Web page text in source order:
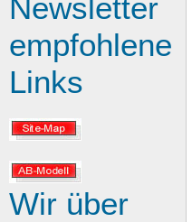
Newsletter
empfohlene
Links
Wir über